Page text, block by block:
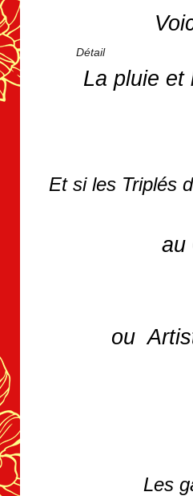
Détail
La pluie et
Et si les Triplés
au
ou
Les